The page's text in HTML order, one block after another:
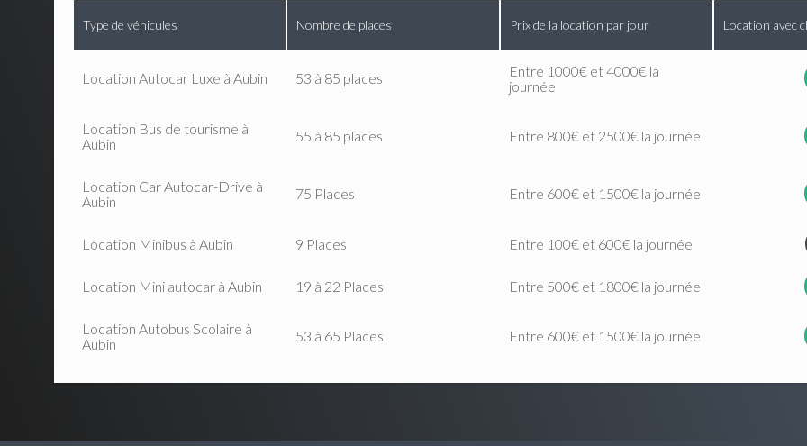
Type de véhicules Nombre de places Prix de la location par jour Location avec
Location Autocar Luxe à Aubin 53 à 85 places
Entre 1000€ et 4000€ la
journée
Location Bus de tourisme à
Aubin
55 à 85 places Entre 800€ et 2500€ la journée
Location Car Autocar-Drive à
Aubin
75 Places Entre 600€ et 1500€ la journée
Location Minibus à Aubin 9 Places Entre 100€ et 600€ la journée
Location Mini autocar à Aubin 19 à 22 Places Entre 500€ et 1800€ la journée
Location Autobus Scolaire à
Aubin
53 à 65 Places Entre 600€ et 1500€ la journée